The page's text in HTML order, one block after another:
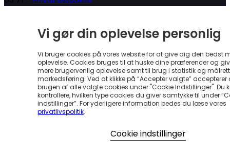
Vi gør din oplevelse personlig
Vi bruger cookies på vores website for at give dig den bedst
oplevelse. Cookies bruges til at huske dine præferencer og
mere brugervenlig oplevelse samt til brug i statistik og
markedsføring. Ved at klikke på “Accepter valgte” accepterer
brugen af alle valgte cookies under "Cookie Indstillinger". Du
kontrollere, hvilken type cookies du giver samtykke til under
indstillinger”. For yderligere information bedes du læse vores
privatlivspolitik.
Cookie indstillinger